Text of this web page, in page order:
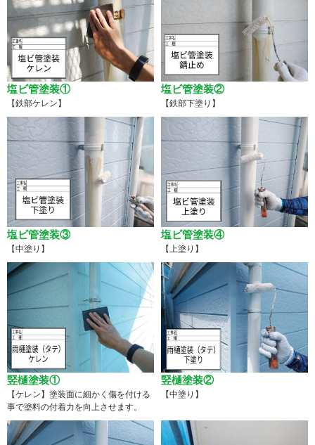
塩ビ管塗装①
【鉄部ケレン】
塩ビ管塗装②
【鉄部下塗り】
塩ビ管塗装③
【中塗り】
塩ビ管塗装④
【上塗り】
竪樋塗装①
【ケレン】塗装面に細かく傷を付ける
事で塗料の付着力を向上させます。
竪樋塗装②
【中塗り】